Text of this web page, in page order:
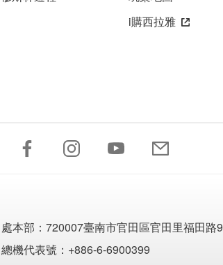
i購西拉雅
處本部： 720007臺南市官田區官田里福田路
總機代表號：+886-6-6900399